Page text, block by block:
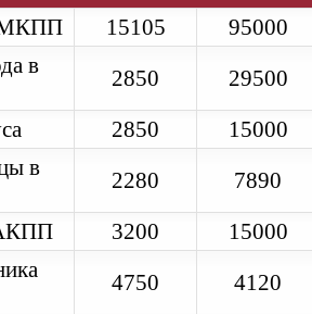
МКПП
15105
95000
в
2850 29500
2850
15000
в
2280 7890
3200
15000
4750 4120
двигателя
АКПП
турбины
обслуживание
масла в двигателе
масла в АКПП
тормозных колодок
ремня ГРМ
двигателя
АКПП
турбины
обслуживание